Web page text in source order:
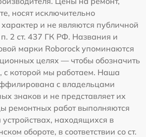
носят исключительно
и не являются публичной
2 ст. 437 ГК РФ. Названия и
марки Roborock упоминаются
целях — чтобы обозначить
с которой мы работаем. Наша
с владельцами
знаков и не представляет их
ремонтных работ выполняются
находящихся в
обороте, в соответствии со ст.